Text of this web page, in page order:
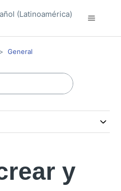
(Latinoamérica)
General
y